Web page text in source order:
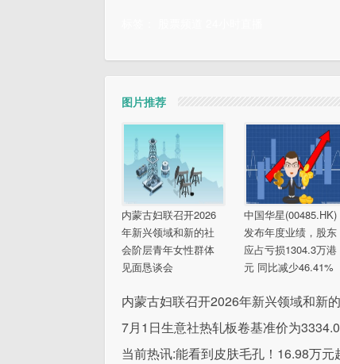
图片推荐
内蒙古妇联召开2026
年新兴领域和新的社
会阶层青年女性群体
见面恳谈会
中国华星(00485.HK)
发布年度业绩，股东
应占亏损1304.3万港
元 同比减少46.41%
内蒙古妇联召开2026年新兴领域和新
7月1日生意社热轧板卷基准价为
当前热讯:能看到皮肤毛孔！16.98万